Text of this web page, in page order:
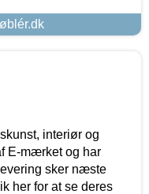
interiør og
E-mærket og har
sker næste
her for at se deres